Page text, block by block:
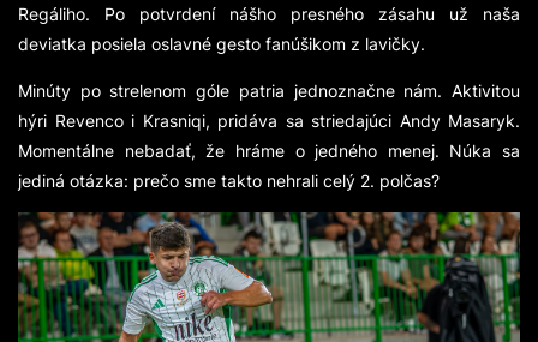
Regáliho. Po potvrdení nášho presného zásahu už naša
deviatka posiela oslavné gesto fanúšikom z lavičky.
Minúty po strelenom góle patria jednoznačne nám. Aktivitou
hýri Revenco i Krasniqi, pridáva sa striedajúci Andy Masaryk.
Momentálne nebadať, že hráme o jedného menej. Núka sa
jediná otázka: prečo sme takto nehrali celý 2. polčas?